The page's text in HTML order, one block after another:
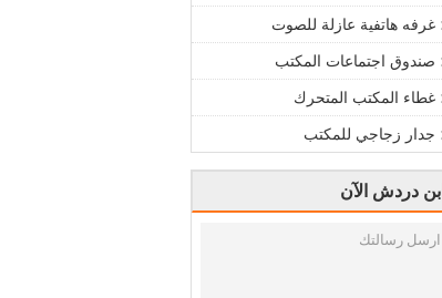
غرفه هاتفية عازلة للصوت
صندوق اجتماعات المكتب
غطاء المكتب المتحرك
جدار زجاجي للمكتب
ابن دردش الآن